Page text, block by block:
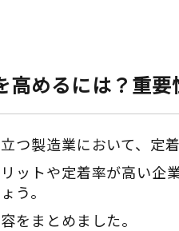
高めるには？重要
つ製造業において、定
ットや定着率が高い企
う。
をまとめました。